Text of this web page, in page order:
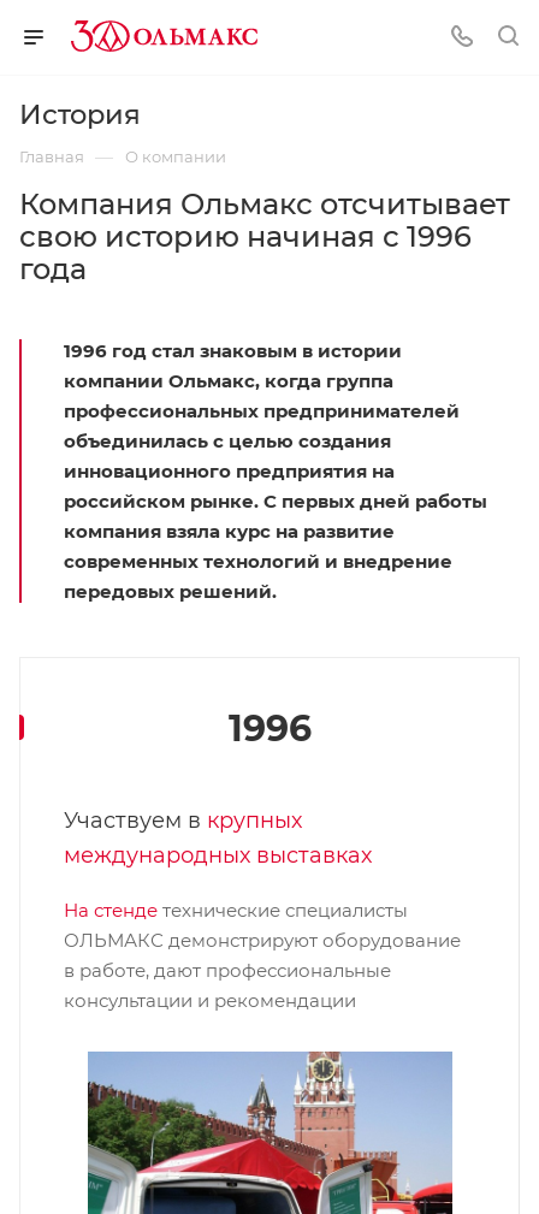
История
Главная — О компании
Компания Ольмакс отсчитывает
свою историю начиная с 1996
года
1996 год стал знаковым в истории
компании Ольмакс, когда группа
профессиональных предпринимателей
объединилась с целью создания
инновационного предприятия на
российском рынке. С первых дней работы
компания взяла курс на развитие
современных технологий и внедрение
передовых решений.
1996
Участвуем в крупных
международных выставках
На стенде технические специалисты
ОЛЬМАКС демонстрируют оборудование
в работе, дают профессиональные
консультации и рекомендации